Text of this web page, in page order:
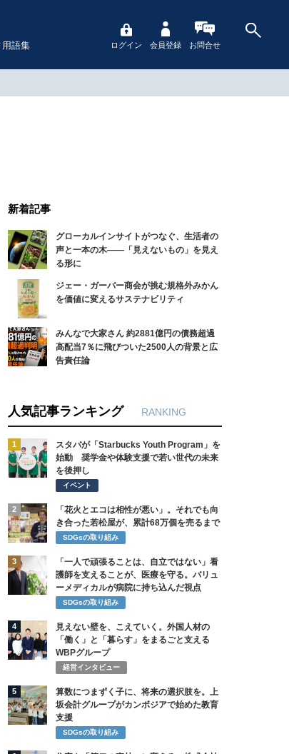
語集 ログイン 会員登録 お問合せ
新着記事
グローカルインサイトがつなぐ、生活者の
声と一本の木――「見えないもの」を見え
る形に
ジェー・ガーバー商会が挑む規格外みかん
を価値に変えるサステナビリティ
みんなで大家さん 約2881億円の債務超過
高配当7％に飛びついた2500人の背景と広
告責任論
人気記事ランキング RANKING
1
スタバが「Starbucks Youth Program」を
始動 奨学金や体験支援で若い世代の未来
を後押し
イベント
2
「花火とエコは相性が悪い」。それでも向
き合った若松屋が、累計68万個を売るまで
SDGsの取り組み
3
「一人で頑張ることは、自立ではない」看
護師を支えることが、医療を守る。バリュ
ーメディカルが病院に持ち込んだ視点
SDGsの取り組み
4
見えない壁を、こえていく。外国人材の
「働く」と「暮らす」をまるごと支える
WBPグループ
経営インタビュー
5
算数につまずく子に、将来の選択肢を。上
坂会計グループがカンボジアで始めた教育
支援
SDGsの取り組み